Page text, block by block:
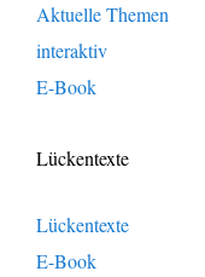
Aktuelle Themen
interaktiv
E-Book
Lückentexte
Lückentexte
E-Book